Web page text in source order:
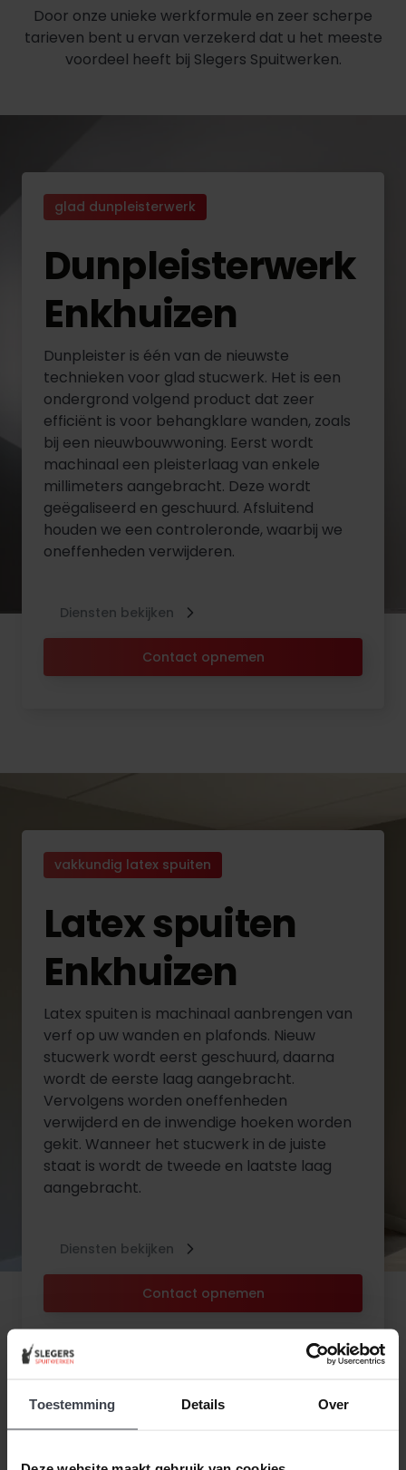
Toestemming Details Over
Door onze unieke werkformule en zeer scherpe
tarieven bent u ervan verzekerd dat u het meeste
voordeel heeft bij Slegers Spuitwerken.
glad dunpleisterwerk
Dunpleisterwerk
Enkhuizen
Dunpleister is één van de nieuwste
technieken voor glad stucwerk. Het is een
ondergrond volgend product dat zeer
efficiënt is voor behangklare wanden, zoals
bij een nieuwbouwwoning. Eerst wordt
machinaal een pleisterlaag van enkele
millimeters aangebracht. Deze wordt
geëgaliseerd en geschuurd. Afsluitend
houden we een controleronde, waarbij we
oneffenheden verwijderen.
Contact opnemen
Diensten bekijken
vakkundig latex spuiten
Latex spuiten
Enkhuizen
Latex spuiten is machinaal aanbrengen van
verf op uw wanden en plafonds. Nieuw
stucwerk wordt eerst geschuurd, daarna
wordt de eerste laag aangebracht.
Vervolgens worden oneffenheden
verwijderd en de inwendige hoeken worden
gekit. Wanneer het stucwerk in de juiste
staat is wordt de tweede en laatste laag
aangebracht.
Contact opnemen
Diensten bekijken